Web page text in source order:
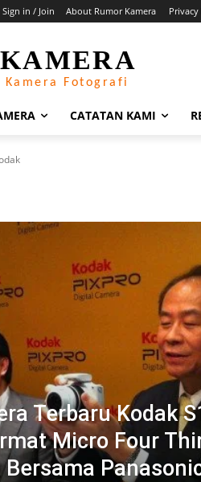
Sign in / Join About Rumor Kamera
Fotografi
CATATAN KAMI
Terbaru Kodak
Micro Four